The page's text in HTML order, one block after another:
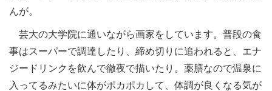
んが。
芸大の大学院に通いながら画家をしています。普段の食
事はスーパーで調達したり、締め切りに追われると、エナ
ジードリンクを飲んで徹夜で描いたり。薬膳なので温泉に
入ってるみたいに体がポカポカして、体調が良くなる気が